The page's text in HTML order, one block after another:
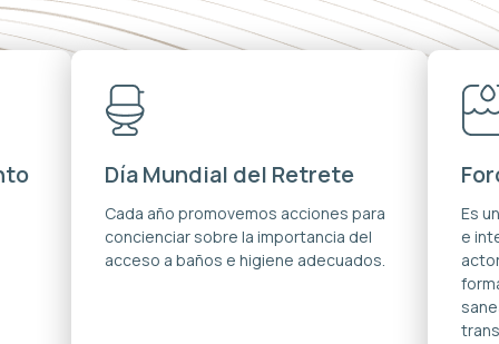
Día Mundial del Retrete
Cada año promovemos acciones para
concienciar sobre la importancia del
acceso a baños e higiene adecuados.
Es
e